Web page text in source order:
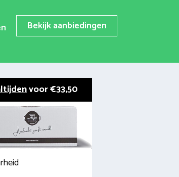
Bekijk aanbiedingen
voor €33,50